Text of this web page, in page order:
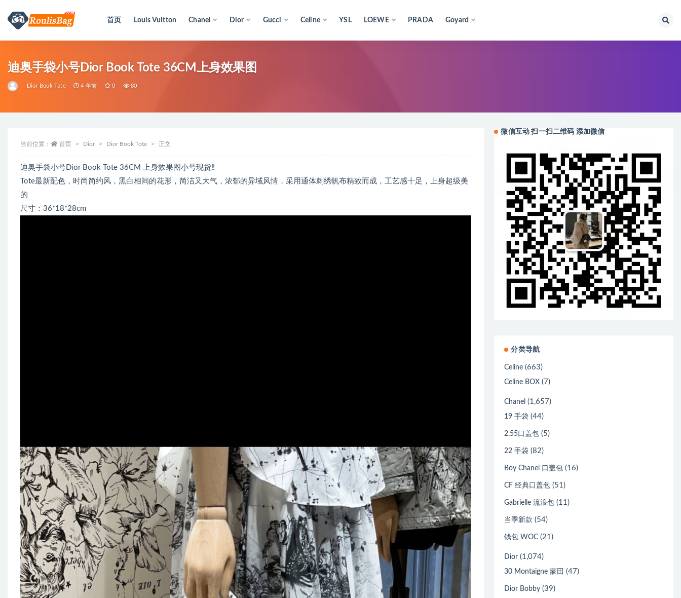
首页 Louis Vuitton Chanel Dior Gucci Celine YSL LOEWE PRADA Goyard
迪奥手袋小号Dior Book Tote 36CM上身效果图
Dior Book Tote 4 年前 0 80
当前位置： 首页 Dior Dior Book Tote 正文
迪奥手袋小号Dior Book Tote 36CM 上身效果图小号现货‼️
Tote最新配色，时尚简约风，黑白相间的花形，简洁又大气，浓郁的异域风情，采用通体刺绣帆布精致而成，工艺感十足，上身超级美
的
尺寸：36*18*28cm
微信互动 扫一扫二维码 添加微信
分类导航
Celine (663)
Celine BOX (7)
Chanel (1,657)
19 手袋 (44)
2.55口盖包 (5)
22 手袋 (82)
Boy Chanel 口盖包 (16)
CF 经典口盖包 (51)
Gabrielle 流浪包 (11)
当季新款 (54)
钱包 WOC (21)
Dior (1,074)
30 Montaigne 蒙田 (47)
Dior Bobby (39)